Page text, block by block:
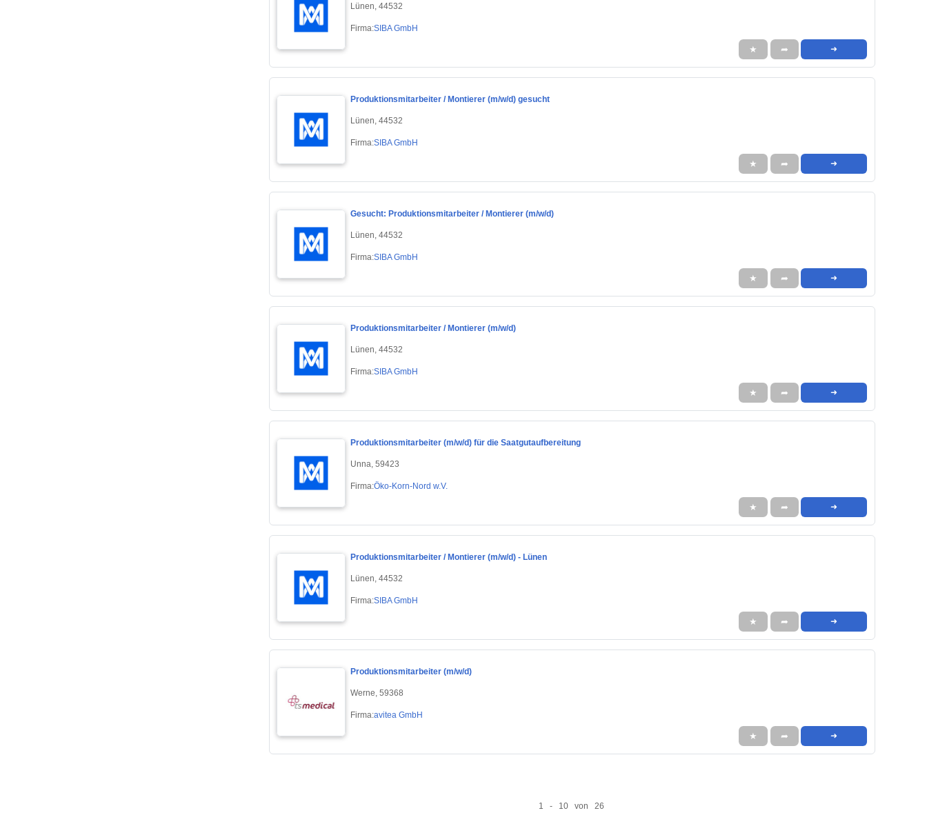
Lünen, 44532
Firma:SIBA GmbH
★ ➦ ➜
Produktionsmitarbeiter / Montierer (m/w/d) gesucht
Lünen, 44532
Firma:SIBA GmbH
★ ➦ ➜
Gesucht: Produktionsmitarbeiter / Montierer (m/w/d)
Lünen, 44532
Firma:SIBA GmbH
★ ➦ ➜
Produktionsmitarbeiter / Montierer (m/w/d)
Lünen, 44532
Firma:SIBA GmbH
★ ➦ ➜
Produktionsmitarbeiter (m/w/d) für die Saatgutaufbereitung
Unna, 59423
Firma:Öko-Korn-Nord w.V.
★ ➦ ➜
Produktionsmitarbeiter / Montierer (m/w/d) - Lünen
Lünen, 44532
Firma:SIBA GmbH
★ ➦ ➜
Produktionsmitarbeiter (m/w/d)
Werne, 59368
Firma:avitea GmbH
★ ➦ ➜
1 - 10 von 26